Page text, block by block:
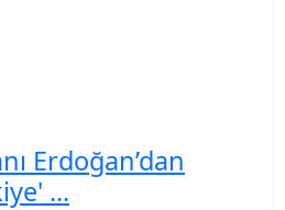
Erdoğan’dan
...